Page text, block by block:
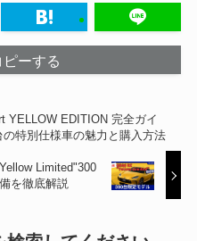
ーする
YELLOW EDITION 完全ガイ
の特別仕様車の魅力と購入方法
Limited"300
を徹底解説